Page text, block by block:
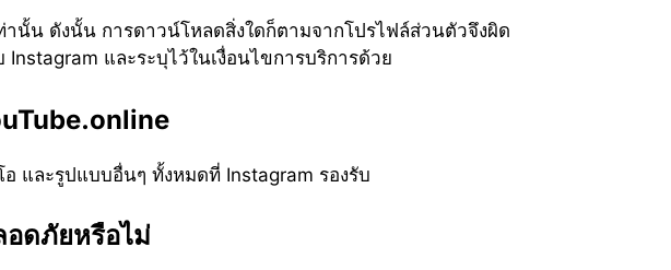
นั้น ดังนั้น การดาวน์โหลดสิ่งใดก็ตามจากโปรไฟล์ส่วนตัวจึงผิด
และระบุไว้ในเงื่อนไขการบริการด้วย
และรูปแบบอื่นๆ ทั้งหมดที่ Instagram รองรับ
อดภัยหรือไม่